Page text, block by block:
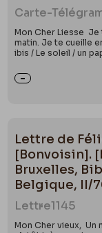
Carte-
Mon Cher Liesse Je
matin. Je te cueille
ibis / Le soleil / un
Lettre de
[Bonvoisin].
Bruxelles,
Belgique, II/
Lettre1145
Mon Cher vieux, Un